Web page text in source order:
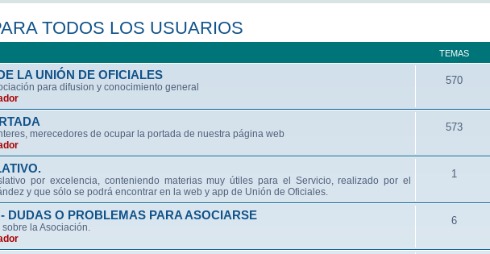
TODOS LOS USUARIOS
TEMAS
LA UNIÓN DE OFICIALES
para difusion y conocimiento general
570
merecedores de ocupar la portada de nuestra página web
573
por excelencia, conteniendo materias muy útiles para el Servicio, realizado por el
y que sólo se podrá encontrar en la web y app de Unión de Oficiales.
1
DUDAS O PROBLEMAS PARA ASOCIARSE
la Asociación.
6